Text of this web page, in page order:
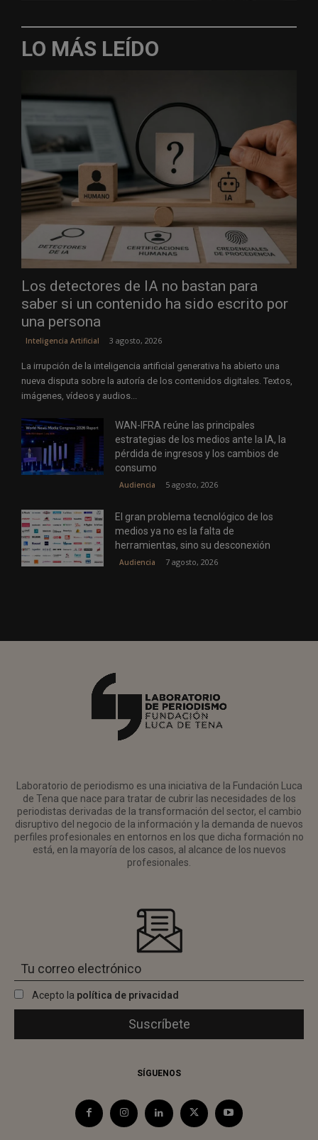
LO MÁS LEÍDO
Los detectores de IA no bastan para
saber si un contenido ha sido escrito por
una persona
Inteligencia Artificial 3 agosto, 2026
La irrupción de la inteligencia artificial generativa ha abierto una
nueva disputa sobre la autoría de los contenidos digitales. Textos,
imágenes, vídeos y audios...
WAN-IFRA reúne las principales
estrategias de los medios ante la IA, la
pérdida de ingresos y los cambios de
consumo
Audiencia 5 agosto, 2026
El gran problema tecnológico de los
medios ya no es la falta de
herramientas, sino su desconexión
Audiencia 7 agosto, 2026
Laboratorio de periodismo es una iniciativa de la Fundación Luca
de Tena que nace para tratar de cubrir las necesidades de los
periodistas derivadas de la transformación del sector, el cambio
disruptivo del negocio de la información y la demanda de nuevos
perfiles profesionales en entornos en los que dicha formación no
está, en la mayoría de los casos, al alcance de los nuevos
profesionales.
Acepto la política de privacidad
SÍGUENOS